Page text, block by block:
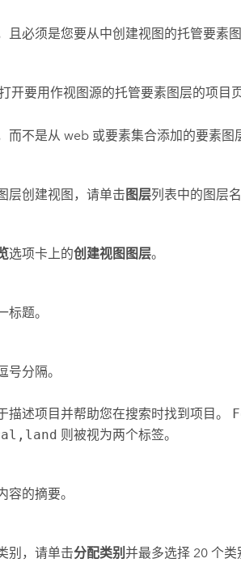
必须是您要从中创建视图的托管要素图
开要用作视图源的托管要素图层的项目页
不是从 web 或要素集合添加的要素图
层创建视图，请单击 图层列表中的图层名
选项卡上的创建视图图层。
题。
分隔。
描述项目并帮助您在搜索时找到项目。
则被视为两个标签。
的摘要。
别，请单击分配类别并最多选择 20 个